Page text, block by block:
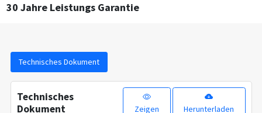
30 Jahre Leistungs Garantie
Technisches Dokument
Technisches
Dokument
Zeigen Herunterladen